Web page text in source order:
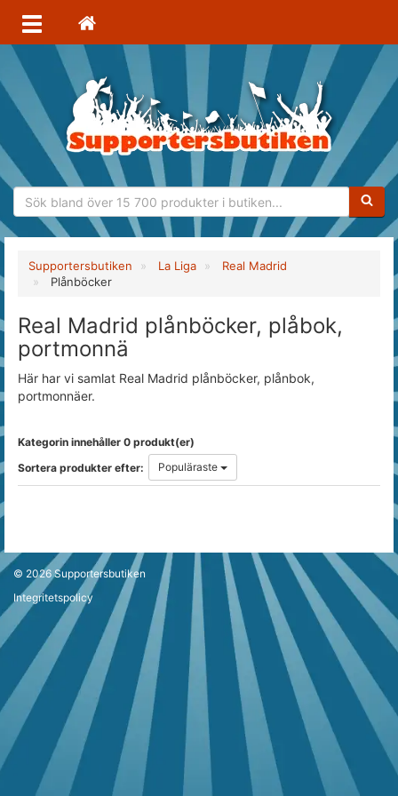
Supportersbutiken La Liga
Real Madrid
Plånböcker
Real Madrid plånböcker, plåbok,
portmonnä
Här har vi samlat Real Madrid plånböcker, plånbok,
portmonnäer.
Kategorin innehåller 0 produkt(er)
Sortera produkter efter:
Populäraste
© 2026Supportersbutiken
Integritetspolicy